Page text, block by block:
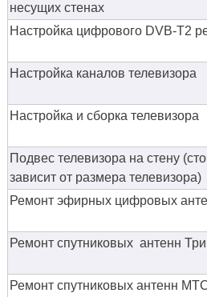
несущих стенах
Настройка цифрового DVB-T2
Настройка каналов телевизора
Настройка и сборка телевизора
Подвес телевизора на стену
зависит от размера телевизора)
Ремонт эфирных цифровых
Ремонт спутниковых антенн
Ремонт спутниковых антенн